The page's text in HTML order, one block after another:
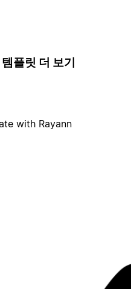
플릿 더 보기
with Rayann